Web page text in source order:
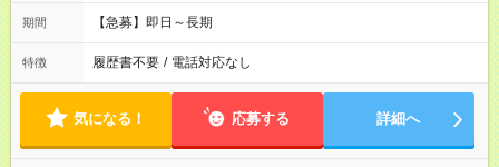
期間 【急募】即日～長期
特徴 履歴書不要 / 電話対応なし
気になる！ 応募する 詳細へ